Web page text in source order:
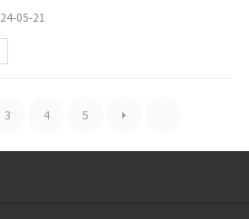
24-05-21
3 4 5